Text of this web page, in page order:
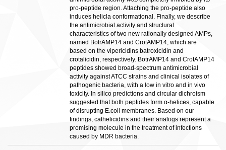
pro-peptide region. Attaching the pro-peptide also
induces helicla conformational. Finally, we describe
the antimicrobial activity and structural
characteristics of two new rationally designed AMPs,
named BotrAMP14 and CrotAMP14, which are
based on the vipericidins batroxicidin and
crotalicidin, respectively. BotrAMP14 and CrotAMP14
peptides showed broad-spectrum antimicrobial
activity against ATCC strains and clinical isolates of
pathogenic bacteria, with a low in vitro and in vivo
toxicity. In silico predictions and circular dichroism
suggested that both peptides form α-helices, capable
of disrupting E.coli membranes. Based on our
findings, cathelicidins and their analogs represent a
promising molecule in the treatment of infections
caused by MDR bacteria.